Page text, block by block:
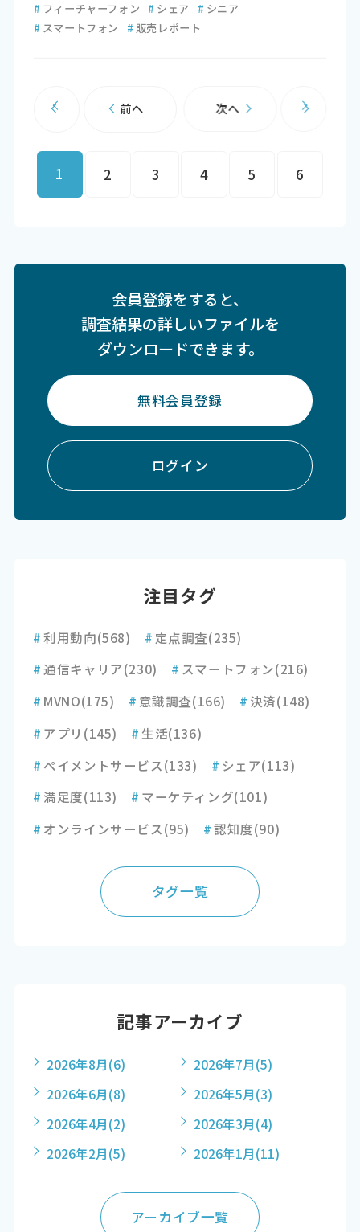
# フィーチャーフォン # シェア # シニア
# スマートフォン # 販売レポート
前へ
1 2 3 4 5 6
次へ
会員登録をすると、
調査結果の詳しいファイルを
ダウンロードできます。
無料会員登録
ログイン
注目タグ
#利用動向(568) # 定点調査(235)
#通信キャリア(230) # スマートフォン(216)
# MVNO(175) # 意識調査(166) # 決済(148)
# アプリ (145) # 生活(136)
# ペイメントサービス(133) # シェア(113)
#満足度(113) # マーケティング(101)
# オンラインサービス(95) #認知度(90)
タグ一覧
記事アーカイブ
2026年8月(6) 2026年7月(5)
2026年6月(8) 2026年5月(3)
2026年4月(2) 2026年3月(4)
2026年2月(5) 2026年1月(11)
アーカイブ一覧